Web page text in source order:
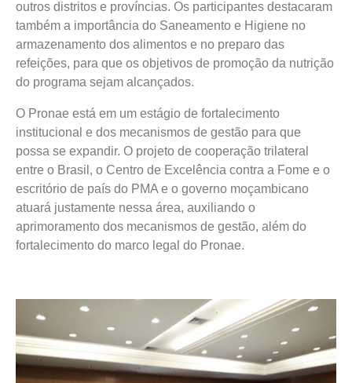
outros distritos e províncias. Os participantes destacaram
também a importância do Saneamento e Higiene no
armazenamento dos alimentos e no preparo das
refeições, para que os objetivos de promoção da nutrição
do programa sejam alcançados.
O Pronae está em um estágio de fortalecimento
institucional e dos mecanismos de gestão para que
possa se expandir. O projeto de cooperação trilateral
entre o Brasil, o Centro de Excelência contra a Fome e o
escritório de país do PMA e o governo moçambicano
atuará justamente nessa área, auxiliando o
aprimoramento dos mecanismos de gestão, além do
fortalecimento do marco legal do Pronae.